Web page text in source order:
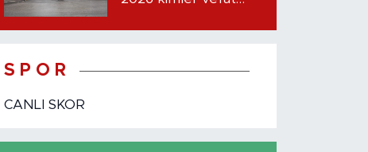
S P O R
CANLI SKOR